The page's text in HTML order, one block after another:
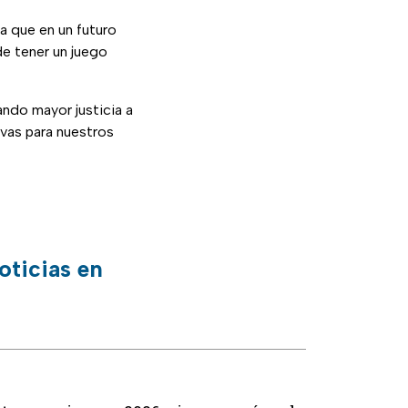
que en un futuro
tener un juego
mayor justicia a
para nuestros
en